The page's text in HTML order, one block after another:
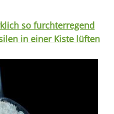
so furchterregend
in einer Kiste lüften